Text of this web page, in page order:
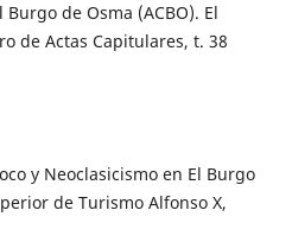
de Osma (ACBO). El
de Actas Capitulares, t. 38
y Neoclasicismo en El Burgo
de Turismo Alfonso X,